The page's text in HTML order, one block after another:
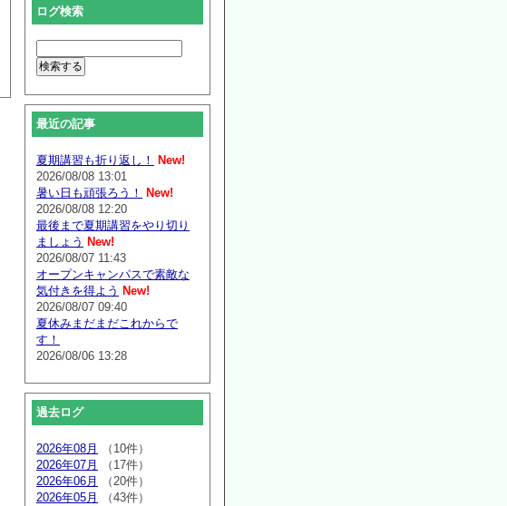
ログ検索
最近の記事
夏期講習も折り返し！
New!
2026/08/08 13:01
暑い日も頑張ろう！
New!
2026/08/08 12:20
最後まで夏期講習をやり切り
ましょう New!
2026/08/07 11:43
オープンキャンパスで素敵な
気付きを得よう New!
2026/08/07 09:40
夏休みまだまだこれからで
す！
2026/08/06 13:28
過去ログ
2026年08月
（10件）
2026年07月
（17件）
2026年06月
（20件）
2026年05月
（43件）